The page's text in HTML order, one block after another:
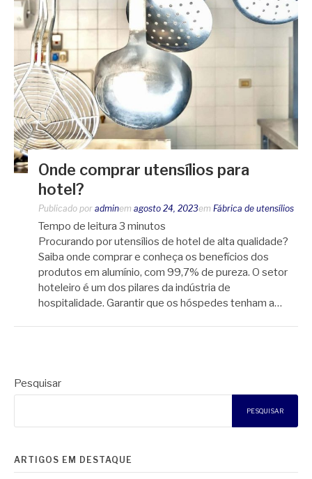
Onde comprar utensílios para
hotel?
Publicado por adminem agosto 24, 2023em Fábrica de utensílios
Tempo de leitura 3 minutos
Procurando por utensílios de hotel de alta qualidade?
Saiba onde comprar e conheça os benefícios dos
produtos em alumínio, com 99,7% de pureza. O setor
hoteleiro é um dos pilares da indústria de
hospitalidade. Garantir que os hóspedes tenham a…
Pesquisar
PESQUISAR
ARTIGOS EM DESTAQUE